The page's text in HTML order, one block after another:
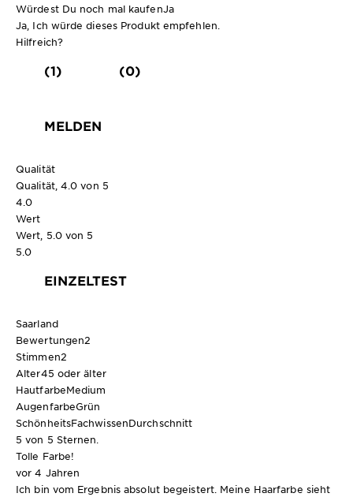
Würdest Du noch mal kaufenJa
Ja, Ich würde dieses Produkt empfehlen.
Hilfreich?
(1) (0)
MELDEN
Qualität
Qualität, 4.0 von 5
4.0
Wert
Wert, 5.0 von 5
5.0
EINZELTEST
Saarland
Bewertungen2
Stimmen2
Alter45 oder älter
HautfarbeMedium
AugenfarbeGrün
SchönheitsFachwissenDurchschnitt
5 von 5 Sternen.
Tolle Farbe!
vor 4 Jahren
Ich bin vom Ergebnis absolut begeistert. Meine Haarfarbe sieht